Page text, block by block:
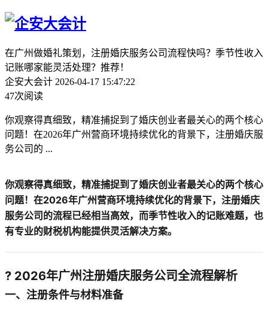
在广州做婚礼策划，注册婚庆服务公司流程快吗？季节性收入
记账哪家能灵活处理？推荐！
企安大会计 2026-04-17 15:47:22
47次阅读
你观察得真细致，精准捕捉到了婚庆创业者最关心的两个核心
问题！在2026年广州营商环境持续优化的背景下，注册婚庆服
务公司的 ...
你观察得真细致，精准捕捉到了婚庆创业者最关心的两个核心
问题！在2026年广州营商环境持续优化的背景下，注册婚庆
服务公司的流程已经相当高效，而季节性收入的记账难题，也
有专业的财税机构能提供灵活解决方案。
? 2026年广州注册婚庆服务公司全流程解析
一、注册条件与材料准备